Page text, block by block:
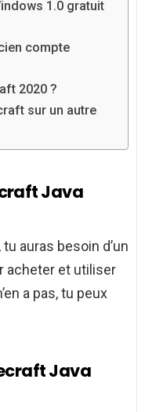
1.0 gratuit
compte
2020 ?
sur un autre
Java
auras besoin d’un
acheter et utiliser
a pas, tu peux
Java